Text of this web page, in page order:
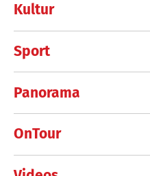
Kultur
Sport
Panorama
OnTour